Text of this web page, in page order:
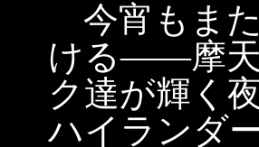
今宵もま
ける――摩天
ク達が輝く
ハイランダ